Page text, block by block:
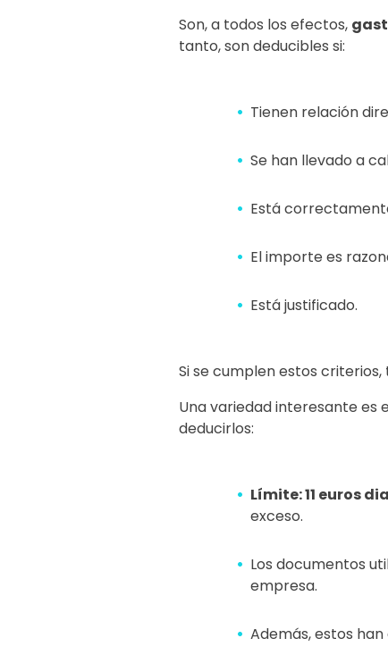
Son, a todos los efectos,
tanto, son deducibles si:
Tienen relación
Se han llevado a
Está
El importe es
Está justificado.
Si se cumplen estos
Una variedad interesante es
deducirlos:
Límite: 11 euros
exceso.
Los documentos
empresa.
Además, estos han